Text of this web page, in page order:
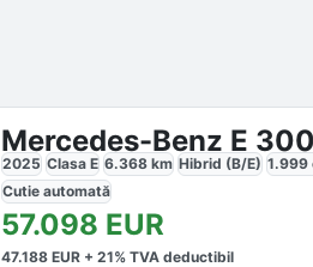
Mercedes-Benz E
2025 Clasa E 6.368 km Hibrid (B/E) 1.999
Cutieautomată
57.098 EUR
47.188 EUR +21% TVA deductibil